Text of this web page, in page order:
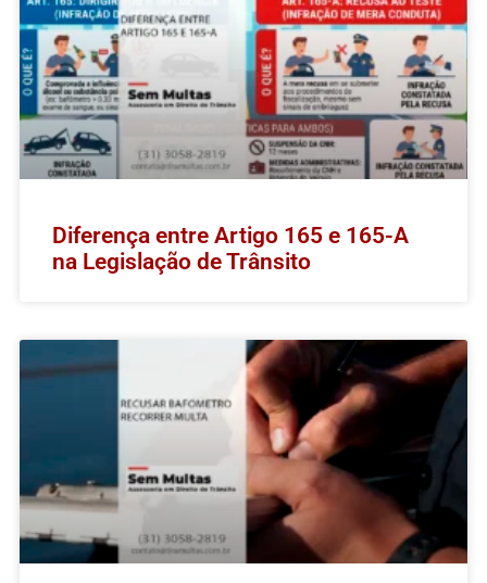
Diferença entre Artigo 165 e 165-A
na Legislação de Trânsito